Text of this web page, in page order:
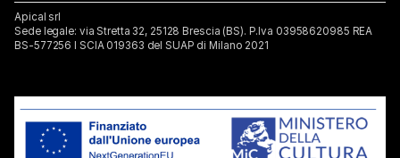
Apical srl
Sede legale: via Stretta 32, 25128 Brescia (BS). P.lva 03958620985 REA
BS-577256 I SCIA 019363 del SUAP di Milano 2021